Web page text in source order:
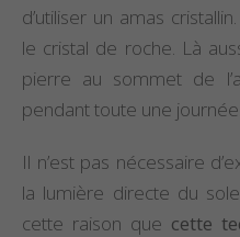
d’utiliser un amas
le cristal de roche. Là
pierre au sommet de
pendant toute une journée.
Il n’est pas nécessaire
la lumière directe du
cette raison que cette